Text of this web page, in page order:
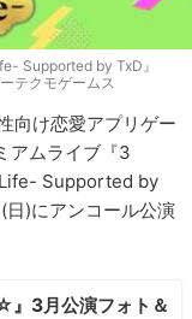
Supported by TxD』
テクモゲームス
向け恋愛アプリゲー
ムライブ『3
Supported by
)にアンコール公演
3月公演フォト＆